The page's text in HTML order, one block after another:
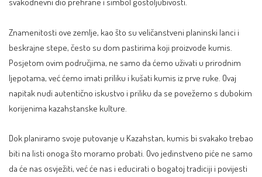
Znamenitosti ove zemlje, kao što su veličanstveni planinski lanci i
beskrajne stepe, često su dom pastirima koji proizvode kumis.
Posjetom ovim područjima, ne samo da ćemo uživati u prirodnim
ljepotama, već ćemo imati priliku i kušati kumis iz prve ruke. Ovaj
napitak nudi autentično iskustvo i priliku da se povežemo s dubokim
korijenima kazahstanske kulture
Dok planiramo svoje putovanje u Kazahstan, kumis bi svakako trebao
biti na listi onoga što moramo probati. Ovo jedinstveno piće ne samo
da će nas osvježiti, već će nas i educirati o bogatoj tradiciji i povijesti